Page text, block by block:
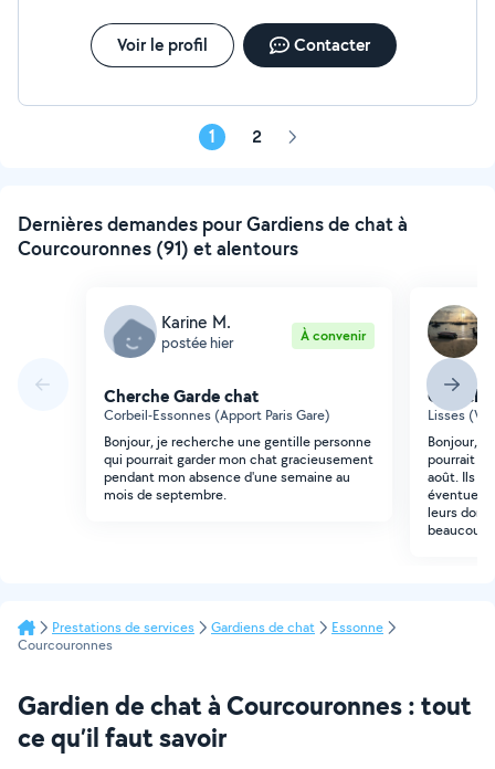
Voir le profil Contacter
1 2 Page
Dernières demandes pour Gardiens de chat à
Courcouronnes (91) et alentours
Karine M.
postée hier À convenir
Cherche Garde chat
Corbeil-Essonnes (Apport Paris Gare)
Bonjour, je recherche une gentille personne
qui pourrait garder mon chat gracieusement
pendant mon absence d'une semaine au
mois de septembre.
Lisses
Bonjour,
pourrait
août. Ils
leurs
beaucoup
Prestations de services Gardiens de chat
Essonne
Courcouronnes
Gardien de chat à Courcouronnes : tout
ce qu’il faut savoir